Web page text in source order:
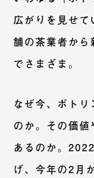
広がりを見せ
舗の茶業者から
でさまざま。
なぜ今、ボト
のか。その価
あるのか。
げ、今年の2月